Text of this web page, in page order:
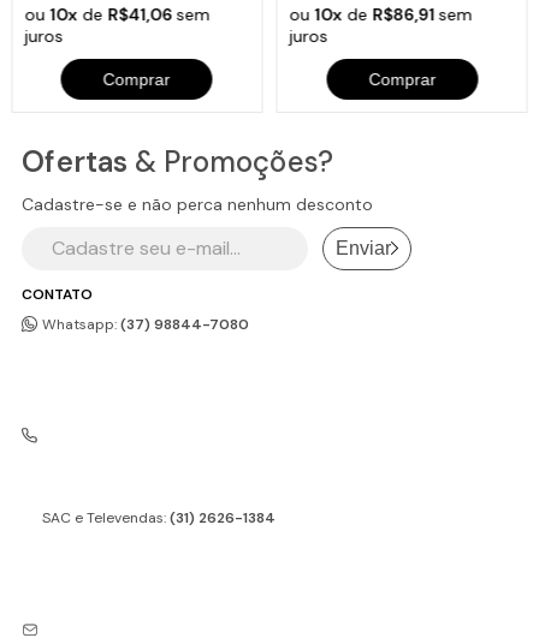
ou10x de R$41,06sem
juros
Comprar
ou10x de R$86,91sem
juros
Comprar
CONTATO
Whatsapp:(37) 98844-7080
SAC e Televendas:(31) 2626-1384
Ofertas & Promoções?
Cadastre-se e não perca nenhum desconto
Enviar